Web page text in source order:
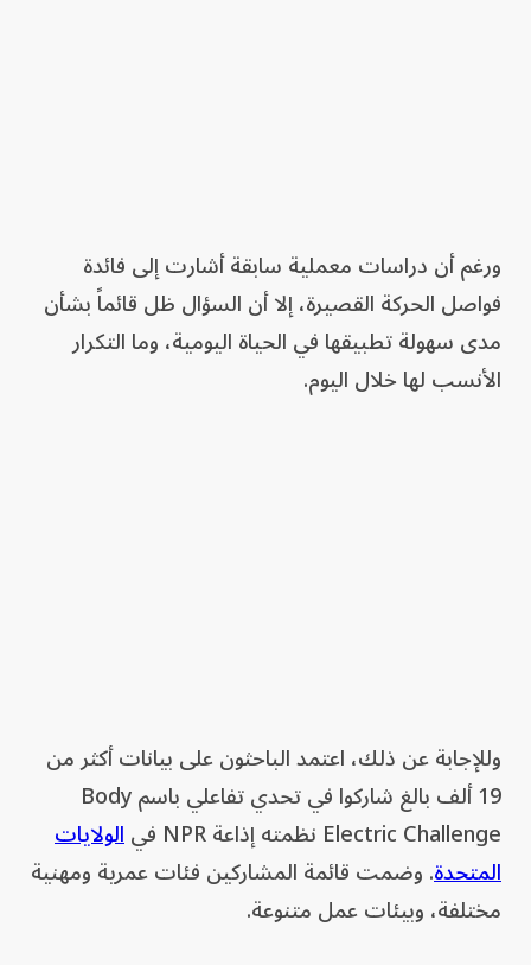
ورغم أن دراسات معملية سابقة أشارت إلى فائدة
فواصل الحركة القصيرة، إلا أن السؤال ظل قائماً بشأن
مدى سهولة تطبيقها في الحياة اليومية، وما التكرار
الأنسب لها خلال اليوم.
وللإجابة عن ذلك، اعتمد الباحثون على بيانات أكثر من
19 ألف بالغ شاركوا في تحدي تفاعلي باسم Body
Electric Challenge نظمته إذاعة NPR في
الولايات
المتحدة. وضمت قائمة المشاركين فئات عمرية ومهنية
مختلفة، وبيئات عمل متنوعة.